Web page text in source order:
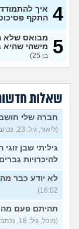
נקלעתי לעימות
נזכר במעשים
רעה (אף_אחד, בן 29)
(אנונימי, בן 25)
הרס עצמי
בת 23)
עדיין מוצצת
מה ניתן
30)
מסדר את ארון
ההורים ומוצף
להתמודד?
איך מפסיקים
עובר?
4 איך
התקף
5
מבואס שלא
מישהי שהיא
בן 25)
שאלות
חברה שלי
(ליאור, גיל: 23, נכתב ב-05/08/26 16:22)
גיליתי שבן
להיכרויות גברים
לא יודע כבר
16:02)
תהיתם פעם מה
(מיכל, גיל: 18, נכתב ב-05/08/26 15:51)